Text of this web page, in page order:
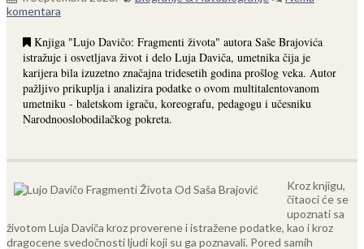
komentara
Knjiga "Lujo Davičo: Fragmenti života" autora Saše Brajovića
istražuje i osvetljava život i delo Luja Daviča, umetnika čija je
karijera bila izuzetno značajna tridesetih godina prošlog veka. Autor
pažljivo prikuplja i analizira podatke o ovom multitalentovanom
umetniku - baletskom igraču, koreografu, pedagogu i učesniku
Narodnooslobodilačkog pokreta.
Kroz knjigu,
čitaoci će se
upoznati sa
životom Luja Daviča kroz proverene i istražene podatke, kao i kroz
dragocene svedočnosti ljudi koji su ga poznavali. Pored samih